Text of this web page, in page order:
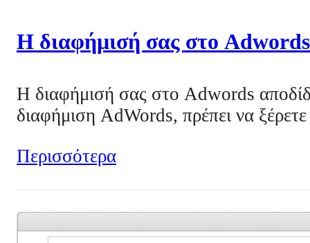
Η διαφήμισή σας στο Adwords
Η διαφήμισή σας στο Adwords
διαφήμιση AdWords, πρέπει να
Περισσότερα